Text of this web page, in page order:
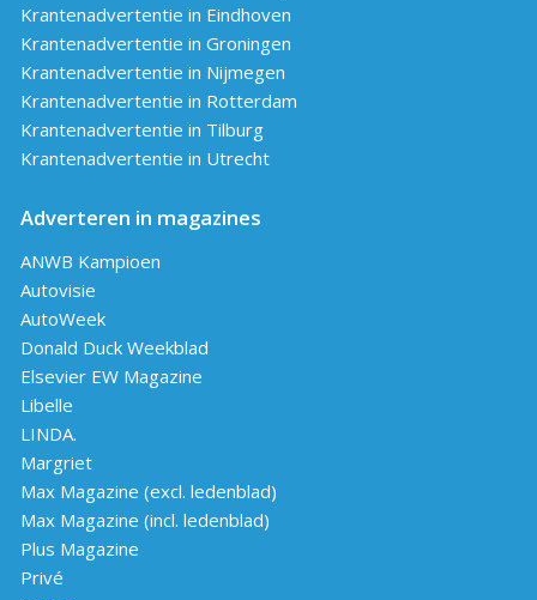
Krantenadvertentie in Eindhoven
Krantenadvertentie in Groningen
Krantenadvertentie in Nijmegen
Krantenadvertentie in Rotterdam
Krantenadvertentie in Tilburg
Krantenadvertentie in Utrecht
Adverteren in magazines
ANWB Kampioen
Autovisie
AutoWeek
Donald Duck Weekblad
Elsevier EW Magazine
Libelle
LINDA.
Margriet
Max Magazine (excl. ledenblad)
Max Magazine (incl. ledenblad)
Plus Magazine
Privé